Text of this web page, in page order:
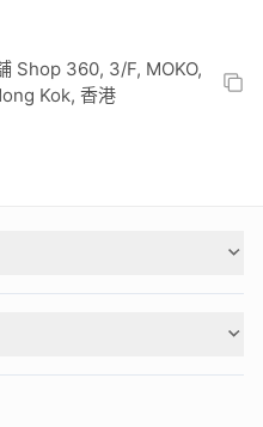
Shop 360, 3/F, MOKO,
Kok, 香港